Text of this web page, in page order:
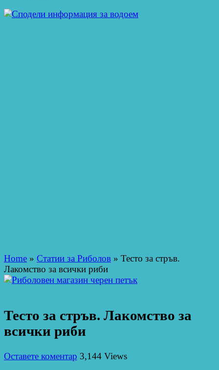
Home » Статии за Риболов » Тесто за стръв.
Лакомство за всички риби
Тесто за стръв. Лакомство за
всички риби
Оставете коментар 3,144 Views